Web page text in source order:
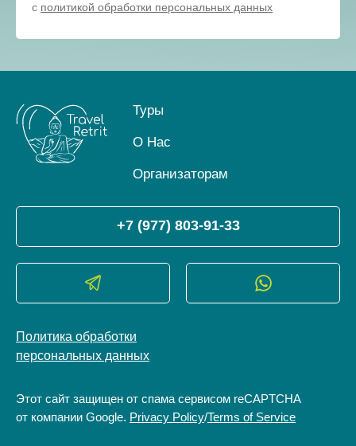
с политикой обработки персональных данных
Политика обработки
персональных данных
Туры
О Нас
Организаторам
+7 (977) 803-91-33
Этот сайт защищен от спама сервисом reCAPTCHA
от компании Google. Privacy Policy/Terms of Service